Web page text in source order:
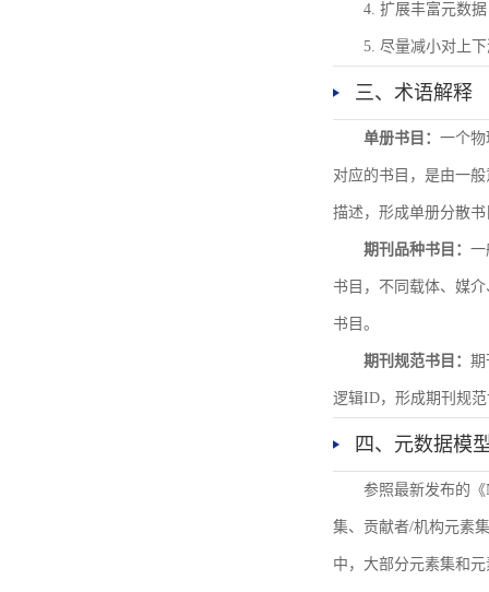
4. 扩展丰富元数
5. 尽量减小对上
三、术语解释
单册书目： 一个
对应的书目，是由一
描述，形成单册分散
期刊品种书目： 一
书目，不同载体、媒
书目。
期刊规范书目： 期
逻辑ID，形成期刊规
四、元数据模
参照最新发布的
集、贡献者/机构元素
中，大部分元素集和